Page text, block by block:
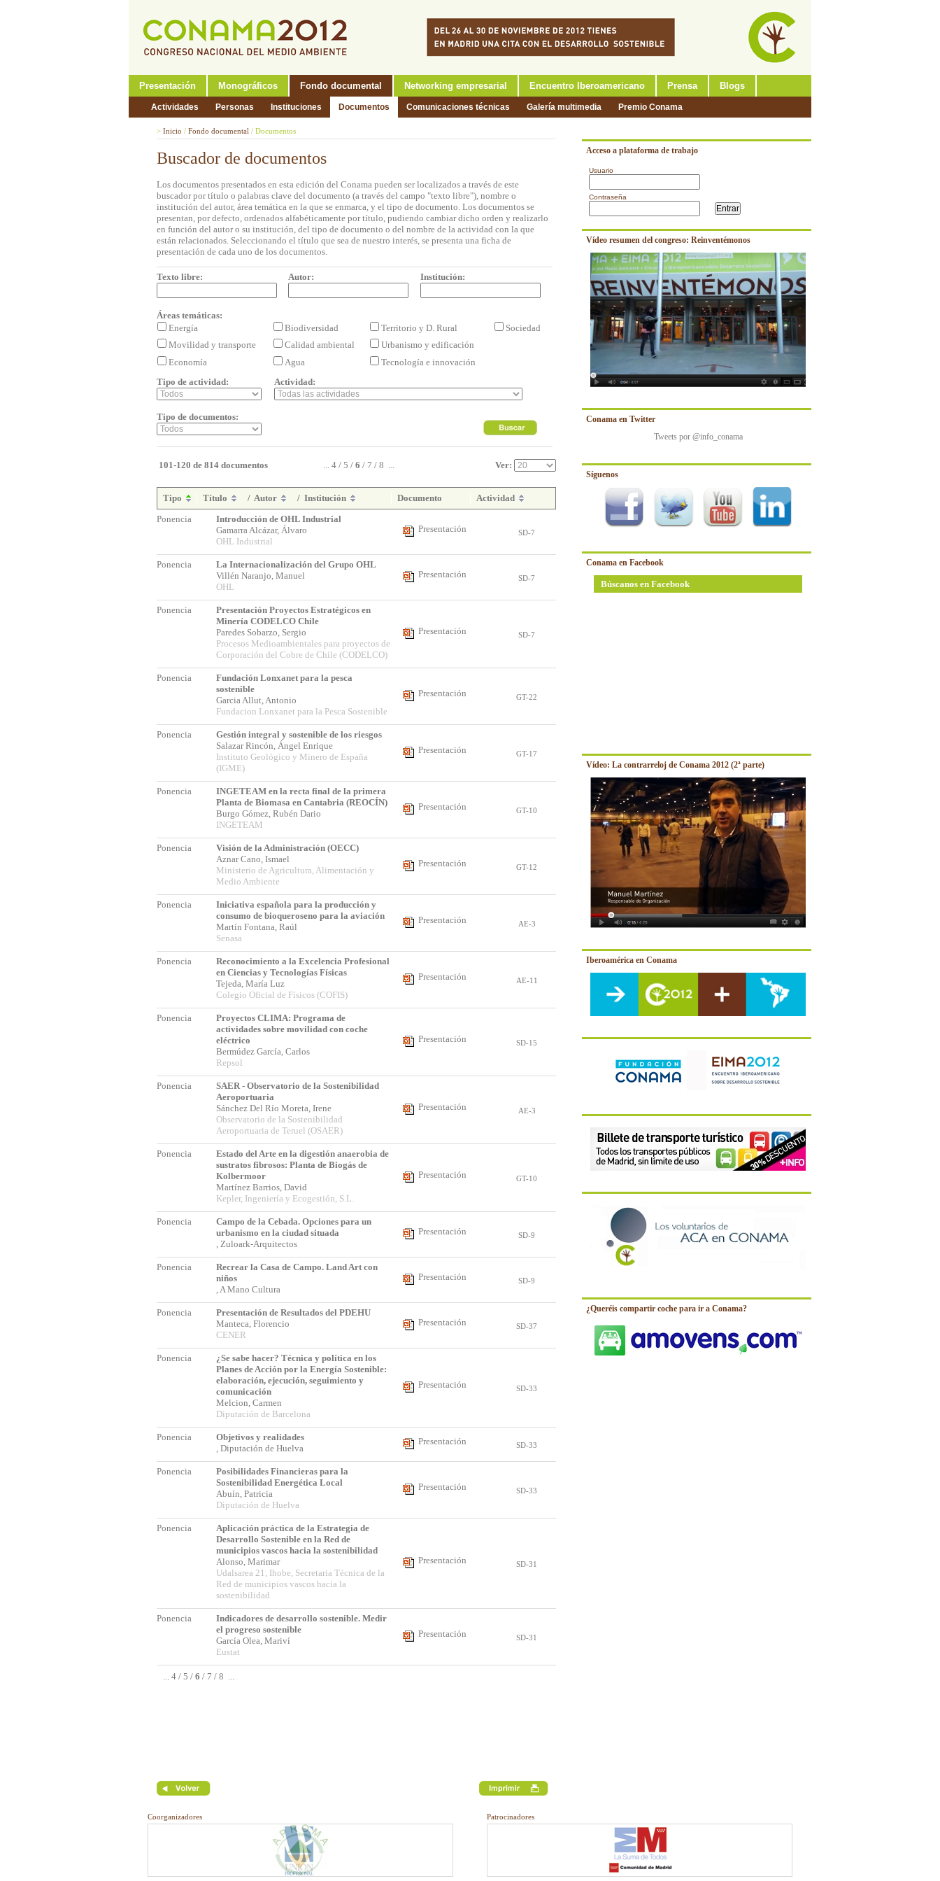
Presentación Monográficos Fondo documental Networking empresarial Encuentro Iberoamericano Prensa Blogs
Actividades Personas Instituciones Documentos Comunicaciones técnicas Galería multimedia Premio Conama
Acceso a plataforma de trabajo
Usuario
Contraseña
Vídeo resumen del congreso: Reinventémonos
Conama en Twitter
Tweets por @info_conama
Síguenos
Conama en Facebook
Búscanos en Facebook
Vídeo: La contrarreloj de Conama 2012 (2ª parte)
Iberoamérica en Conama
¿Queréis compartir coche para ir a Conama?
> Inicio / Fondo documental / Documentos
Buscador de documentos
Los documentos presentados en esta edición del Conama pueden ser localizados a través de este
buscador por título o palabras clave del documento (a través del campo "texto libre"), nombre o
institución del autor, área temática en la que se enmarca, y el tipo de documento. Los documentos se
presentan, por defecto, ordenados alfabéticamente por título, pudiendo cambiar dicho orden y realizarlo
en función del autor o su institución, del tipo de documento o del nombre de la actividad con la que
están relacionados. Seleccionando el título que sea de nuestro interés, se presenta una ficha de
presentación de cada uno de los documentos.
Texto libre: Autor: Institución:
Áreas temáticas:
Energía
Biodiversidad Territorio y D. Rural
Sociedad
Movilidad y transporte
Calidad ambiental
Urbanismo y edificación
Economía
Agua
Tecnología e innovación
Tipo de actividad:
Actividad:
Tipo de documentos:
101-120 de 814 documentos ... 4 / 5 / 6 / 7 / 8 ... Ver:
Tipo Título / Autor / Institución Documento
Actividad
Ponencia
Introducción de OHL Industrial
Gamarra Alcázar, Álvaro
OHL Industrial
Presentación SD-7
Ponencia
La Internacionalización del Grupo OHL
Villén Naranjo, Manuel
OHL
Presentación SD-7
Ponencia
Presentación Proyectos Estratégicos en
Minería CODELCO Chile
Paredes Sobarzo, Sergio
Procesos Medioambientales para proyectos de
Corporación del Cobre de Chile (CODELCO)
Presentación SD-7
Ponencia
Fundación Lonxanet para la pesca
sostenible
Garcia Allut, Antonio
Fundacion Lonxanet para la Pesca Sostenible
Presentación GT-22
Ponencia
Gestión integral y sostenible de los riesgos
Salazar Rincón, Ángel Enrique
Instituto Geológico y Minero de España
(IGME)
Presentación GT-17
Ponencia
INGETEAM en la recta final de la primera
Planta de Biomasa en Cantabria (REOCÍN)
Burgo Gómez, Rubén Dario
INGETEAM
Presentación GT-10
Ponencia
Visión de la Administración (OECC)
Aznar Cano, Ismael
Ministerio de Agricultura, Alimentación y
Medio Ambiente
Presentación GT-12
Ponencia
Iniciativa española para la producción y
consumo de bioqueroseno para la aviación
Martín Fontana, Raúl
Senasa
Presentación AE-3
Ponencia
Reconocimiento a la Excelencia Profesional
en Ciencias y Tecnologías Físicas
Tejeda, María Luz
Colegio Oficial de Físicos (COFIS)
Presentación AE-11
Ponencia
Proyectos CLIMA: Programa de
actividades sobre movilidad con coche
eléctrico
Bermúdez García, Carlos
Repsol
Presentación SD-15
Ponencia
SAER - Observatorio de la Sostenibilidad
Aeroportuaria
Sánchez Del Río Moreta, Irene
Observatorio de la Sostenibilidad
Aeroportuaria de Teruel (OSAER)
Presentación AE-3
Ponencia
Estado del Arte en la digestión anaerobia de
sustratos fibrosos: Planta de Biogás de
Kolbermoor
Martínez Barrios, David
Kepler, Ingeniería y Ecogestión, S.L.
Presentación GT-10
Ponencia
Campo de la Cebada. Opciones para un
urbanismo en la ciudad situada
, Zuloark-Arquitectos
Presentación SD-9
Ponencia
Recrear la Casa de Campo. Land Art con
niños
, A Mano Cultura
Presentación SD-9
Ponencia
Presentación de Resultados del PDEHU
Manteca, Florencio
CENER
Presentación SD-37
Ponencia
¿Se sabe hacer? Técnica y política en los
Planes de Acción por la Energía Sostenible:
elaboración, ejecución, seguimiento y
comunicación
Melcion, Carmen
Diputación de Barcelona
Presentación SD-33
Ponencia
Objetivos y realidades
, Diputación de Huelva
Presentación SD-33
Ponencia
Posibilidades Financieras para la
Sostenibilidad Energética Local
Abuín, Patricia
Diputación de Huelva
Presentación SD-33
Ponencia
Aplicación práctica de la Estrategia de
Desarrollo Sostenible en la Red de
municipios vascos hacia la sostenibilidad
Alonso, Marimar
Udalsarea 21, Ihobe, Secretaria Técnica de la
Red de municipios vascos hacia la
sostenibilidad
Presentación SD-31
Ponencia
Indicadores de desarrollo sostenible. Medir
el progreso sostenible
García Olea, Mariví
Eustat
Presentación SD-31
... 4 / 5 / 6 / 7 / 8 ...
Patrocinadores
Coorganizadores